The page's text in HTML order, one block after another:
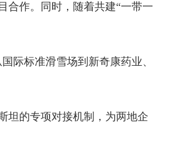
合作。同时，随着共建“一带一
际标准滑雪场到新奇康药业、
坦的专项对接机制，为两地企